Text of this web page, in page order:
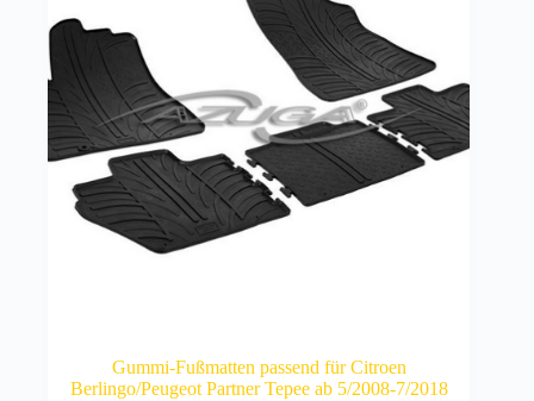
Gummi-Fußmatten passend für Citroen
Berlingo/Peugeot Partner Tepee ab 5/2008-7/2018